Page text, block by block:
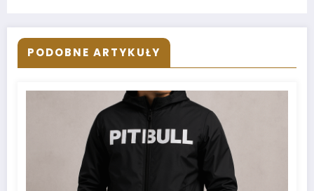
PODOBNE ARTYKUŁY